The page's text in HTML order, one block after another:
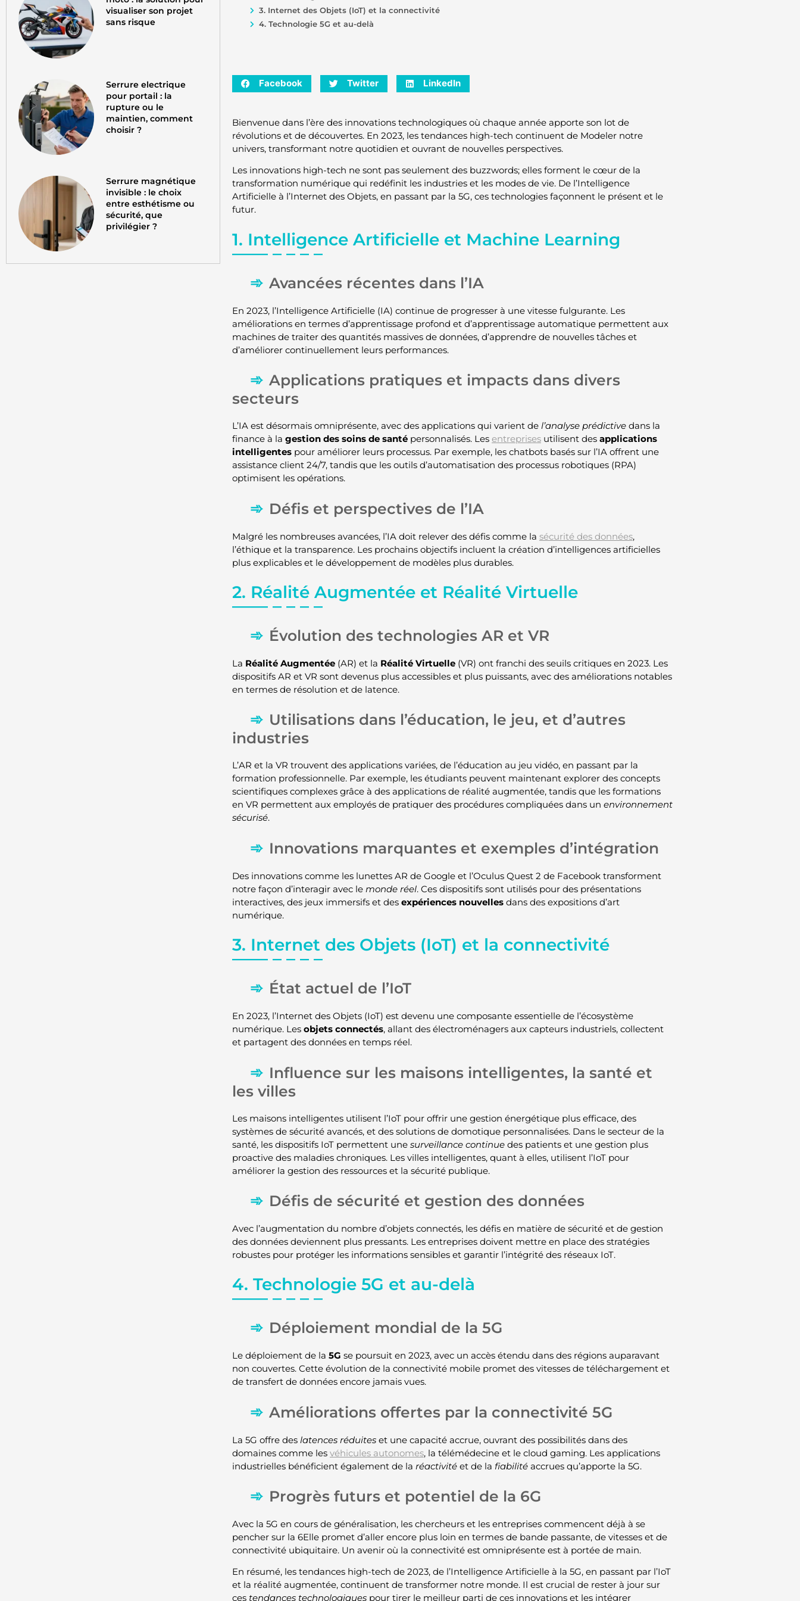
visualiser son projet
sans risque
Serrure electrique
pour portail : la
rupture ou le
maintien, comment
choisir ?
Serrure magnétique
invisible : le choix
entre esthétisme ou
sécurité, que
privilégier ?
3. Internet des Objets (IoT) et la connectivité
4. Technologie 5G et au-delà
Facebook Twitter LinkedIn
Bienvenue dans l’ère des innovations technologiques où chaque année apporte son lot de
révolutions et de découvertes. En 2023, les tendances high-tech continuent de Modeler notre
univers, transformant notre quotidien et ouvrant de nouvelles perspectives.
Les innovations high-tech ne sont pas seulement des buzzwords; elles forment le cœur de la
transformation numérique qui redéfinit les industries et les modes de vie. De l’Intelligence
Artificielle à l’Internet des Objets, en passant par la 5G, ces technologies façonnent le présent et le
futur.
1. Intelligence Artificielle et Machine Learning
Avancées récentes dans l’IA
En 2023, l’Intelligence Artificielle (IA) continue de progresser à une vitesse fulgurante. Les
améliorations en termes d’apprentissage profond et d’apprentissage automatique permettent aux
machines de traiter des quantités massives de données, d’apprendre de nouvelles tâches et
d’améliorer continuellement leurs performances.
Applications pratiques et impacts dans divers
secteurs
L’IA est désormais omniprésente, avec des applications qui varient de l’analyse prédictivedans la
finance à la gestion des soins de santépersonnalisés. Les entreprisesutilisent des applications
intelligentespour améliorer leurs processus. Par exemple, les chatbots basés sur l’IA offrent une
assistance client 24/7, tandis que les outils d’automatisation des processus robotiques (RPA)
optimisent les opérations.
Défis et perspectives de l’IA
Malgré les nombreuses avancées, l’IA doit relever des défis comme la sécurité des données,
l’éthique et la transparence. Les prochains objectifs incluent la création d’intelligences artificielles
plus explicables et le développement de modèles plus durables.
2. Réalité Augmentée et Réalité Virtuelle
Évolution des technologies AR et VR
La Réalité Augmentée(AR) et la Réalité Virtuelle(VR) ont franchi des seuils critiques en 2023. Les
dispositifs AR et VR sont devenus plus accessibles et plus puissants, avec des améliorations notables
en termes de résolution et de latence.
Utilisations dans l’éducation, le jeu, et d’autres
industries
L’AR et la VR trouvent des applications variées, de l’éducation au jeu vidéo, en passant par la
formation professionnelle. Par exemple, les étudiants peuvent maintenant explorer des concepts
scientifiques complexes grâce à des applications de réalité augmentée, tandis que les formations
en VR permettent aux employés de pratiquer des procédures compliquées dans un environnement
sécurisé.
Innovations marquantes et exemples d’intégration
Des innovations comme les lunettes AR de Google et l’Oculus Quest 2 de Facebook transforment
notre façon d’interagir avec le monde réel. Ces dispositifs sont utilisés pour des présentations
interactives, des jeux immersifs et des expériences nouvellesdans des expositions d’art
numérique.
3. Internet des Objets (IoT) et la connectivité
État actuel de l’IoT
En 2023, l’Internet des Objets (IoT) est devenu une composante essentielle de l’écosystème
numérique. Les objets connectés, allant des électroménagers aux capteurs industriels, collectent
et partagent des données en temps réel.
Influence sur les maisons intelligentes, la santé et
les villes
Les maisons intelligentes utilisent l’IoT pour offrir une gestion énergétique plus efficace, des
systèmes de sécurité avancés, et des solutions de domotique personnalisées. Dans le secteur de la
santé, les dispositifs IoT permettent une surveillance continuedes patients et une gestion plus
proactive des maladies chroniques. Les villes intelligentes, quant à elles, utilisent l’IoT pour
améliorer la gestion des ressources et la sécurité publique.
Défis de sécurité et gestion des données
Avec l’augmentation du nombre d’objets connectés, les défis en matière de sécurité et de gestion
des données deviennent plus pressants. Les entreprises doivent mettre en place des stratégies
robustes pour protéger les informations sensibles et garantir l’intégrité des réseaux IoT.
4. Technologie 5G et au-delà
Déploiement mondial de la 5G
Le déploiement de la 5G se poursuit en 2023, avec un accès étendu dans des régions auparavant
non couvertes. Cette évolution de la connectivité mobile promet des vitesses de téléchargement et
de transfert de données encore jamais vues.
Améliorations offertes par la connectivité 5G
La 5G offre des latences réduiteset une capacité accrue, ouvrant des possibilités dans des
domaines comme les véhicules autonomes, la télémédecine et le cloud gaming. Les applications
industrielles bénéficient également de la réactivitéet de la fiabilitéaccrues qu’apporte la 5G.
Progrès futurs et potentiel de la 6G
Avec la 5G en cours de généralisation, les chercheurs et les entreprises commencent déjà à se
pencher sur la 6Elle promet d’aller encore plus loin en termes de bande passante, de vitesses et de
connectivité ubiquitaire. Un avenir où la connectivité est omniprésente est à portée de main.
En résumé, les tendances high-tech de 2023, de l’Intelligence Artificielle à la 5G, en passant par l’IoT
et la réalité augmentée, continuent de transformer notre monde. Il est crucial de rester à jour sur
ces tendances technologiquespour tirer le meilleur parti de ces innovations et les intégrer